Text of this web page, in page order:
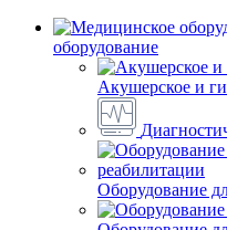
оборудование
Акушерское и
Оборудование